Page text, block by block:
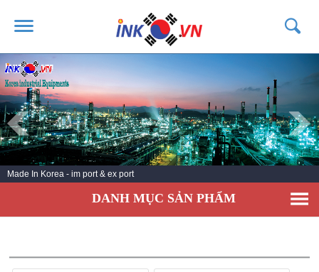
TRANG CHỦ
GIỚI THIỆU
SẢN PHẨM
DỊCH VỤ
TIN TỨC
KHÁCH HÀNG
Made In Korea - im port & ex port
DANH MỤC SẢN PHẨM